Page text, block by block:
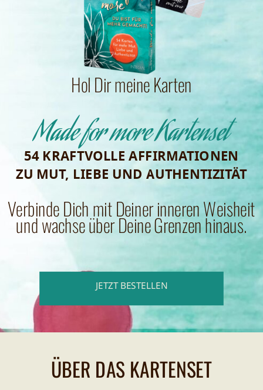
Hol Dir meine Karten
Made for more Kartenset
54 KRAFTVOLLE AFFIRMATIONEN
ZU MUT, LIEBE UND AUTHENTIZITÄT
Verbinde Dich mit Deiner inneren Weisheit
und wachse über Deine Grenzen hinaus.
JETZT BESTELLEN
ÜBER DAS KARTENSET